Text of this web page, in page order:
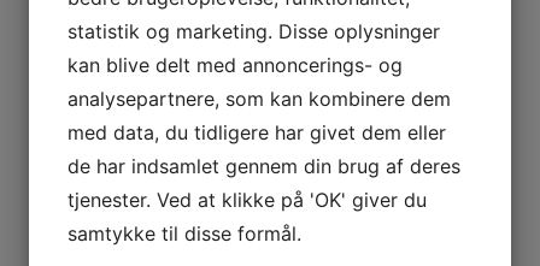
* fremsend tilbud
– som selvfølgelig kan flettes nemt ind i et Word
dokument eller en mail
* følg op
Og når du/I skal holde salgsmøde trykkes på en
knap, så ses med det samme, hvor megen mulig
statistik og marketing. Disse oplysninger
kan blive delt med annoncerings- og
analysepartnere, som kan kombinere dem
med data, du tidligere har givet dem eller
de har indsamlet gennem din brug af deres
tjenester. Ved at klikke på 'OK' giver du
samtykke til disse formål.